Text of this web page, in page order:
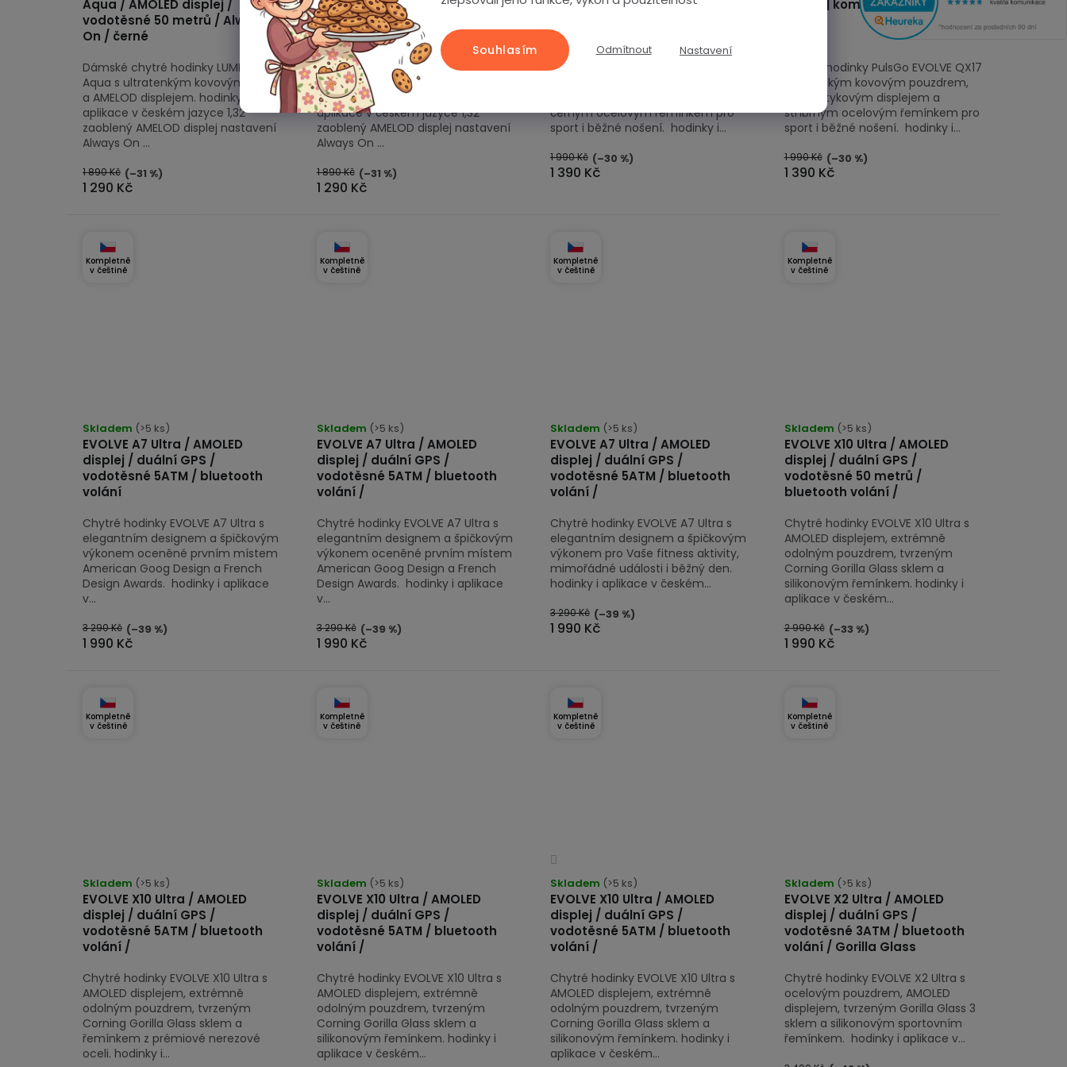
Nastavení
Odmítnout
Souhlasím
Aqua / AMOLED displej /
vodotěsné 50 metrů / Always
On / černé
1 290 Kč
1 890 Kč (–31 %)
Dámské chytré hodinky LUMINA W2
Aqua s ultratenkým kovovým tělem
a AMELOD displejem. hodinky i
aplikace v českém jazyce 1,32"
zaoblený AMELOD displej nastavení
Always On ...
Aqua / AMOLED displej /
vodotěsné 50 metrů / Always
On / rose gold
1 290 Kč
1 890 Kč (–31 %)
Dámské chytré hodinky LUMINA W2
Aqua s ultratenkým kovovým tělem
a AMELOD displejem. hodinky i
aplikace v českém jazyce 1,32"
zaoblený AMELOD displej nastavení
Always On ...
volání | kompas | svítilna
1 390 Kč
1 990 Kč (–30 %)
Chytré hodinky PulsGo EVOLVE QX17
černým ocelovým řemínkem pro
sport i běžné nošení. hodinky i...
volání | kompas | svítilna
1 390 Kč
1 990 Kč (–30 %)
Chytré hodinky PulsGo EVOLVE QX17
Fit s tenkým kovovým pouzdrem,
2,01" dotykovým displejem a
stříbrným ocelovým řemínkem pro
sport i běžné nošení. hodinky i...
Kompletně
v češtině
EVOLVE A7 Ultra / AMOLED
displej / duální GPS /
vodotěsné 5ATM / bluetooth
volání
hodnocení
produktu
je
5,0
5
hvězdiček.
Skladem (>5 ks)
1 990 Kč
3 290 Kč (–39 %)
Chytré hodinky EVOLVE A7 Ultra s
elegantním designem a špičkovým
výkonem oceněné prvním místem
American Goog Design a French
Design Awards. hodinky i aplikace
v...
Kompletně
v češtině
EVOLVE A7 Ultra / AMOLED
displej / duální GPS /
vodotěsné 5ATM / bluetooth
volání /
Skladem (>5 ks)
1 990 Kč
3 290 Kč (–39 %)
Chytré hodinky EVOLVE A7 Ultra s
elegantním designem a špičkovým
výkonem oceněné prvním místem
American Goog Design a French
Design Awards. hodinky i aplikace
v...
Kompletně
v češtině
EVOLVE A7 Ultra / AMOLED
displej / duální GPS /
vodotěsné 5ATM / bluetooth
volání /
Skladem (>5 ks)
1 990 Kč
3 290 Kč (–39 %)
Chytré hodinky EVOLVE A7 Ultra s
elegantním designem a špičkovým
výkonem pro Vaše fitness aktivity,
mimořádné události i běžný den.
hodinky i aplikace v českém...
Kompletně
v češtině
EVOLVE X10 Ultra / AMOLED
displej / duální GPS /
vodotěsné 50 metrů /
bluetooth volání /
Skladem (>5 ks)
1 990 Kč
2 990 Kč (–33 %)
Chytré hodinky EVOLVE X10 Ultra s
AMOLED displejem, extrémně
odolným pouzdrem, tvrzeným
Corning Gorilla Glass sklem a
silikonovým řemínkem. hodinky i
aplikace v českém...
Kompletně
v češtině
EVOLVE X10 Ultra / AMOLED
displej / duální GPS /
vodotěsné 5ATM / bluetooth
volání /
Skladem (>5 ks)
Chytré hodinky EVOLVE X10 Ultra s
AMOLED displejem, extrémně
odolným pouzdrem, tvrzeným
Corning Gorilla Glass sklem a
řemínkem z prémiové nerezové
oceli. hodinky i...
Kompletně
v češtině
EVOLVE X10 Ultra / AMOLED
displej / duální GPS /
vodotěsné 5ATM / bluetooth
volání /
Skladem (>5 ks)
Chytré hodinky EVOLVE X10 Ultra s
AMOLED displejem, extrémně
odolným pouzdrem, tvrzeným
Corning Gorilla Glass sklem a
silikonovým řemínkem. hodinky i
aplikace v českém...
Kompletně
v češtině
EVOLVE X10 Ultra / AMOLED
displej / duální GPS /
vodotěsné 5ATM / bluetooth
volání /
hodnocení
produktu
je
4,0
z
5
hvězdiček.
Skladem (>5 ks)
Chytré hodinky EVOLVE X10 Ultra s
AMOLED displejem, extrémně
odolným pouzdrem, tvrzeným
Corning Gorilla Glass sklem a
silikonovým řemínkem. hodinky i
aplikace v českém...
Kompletně
v češtině
EVOLVE X2 Ultra / AMOLED
displej / duální GPS /
vodotěsné 3ATM / bluetooth
volání / Gorilla Glass
Skladem (>5 ks)
Chytré hodinky EVOLVE X2 Ultra s
ocelovým pouzdrem, AMOLED
displejem, tvrzeným Gorilla Glass 3
sklem a silikonovým sportovním
řemínkem. hodinky i aplikace v...